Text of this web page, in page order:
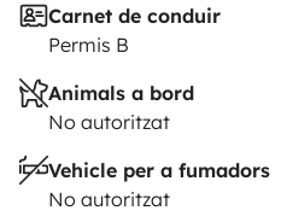
Carnet de conduir
Permis B
Animals a bord
No autoritzat
Vehicle per a fumadors
No autoritzat